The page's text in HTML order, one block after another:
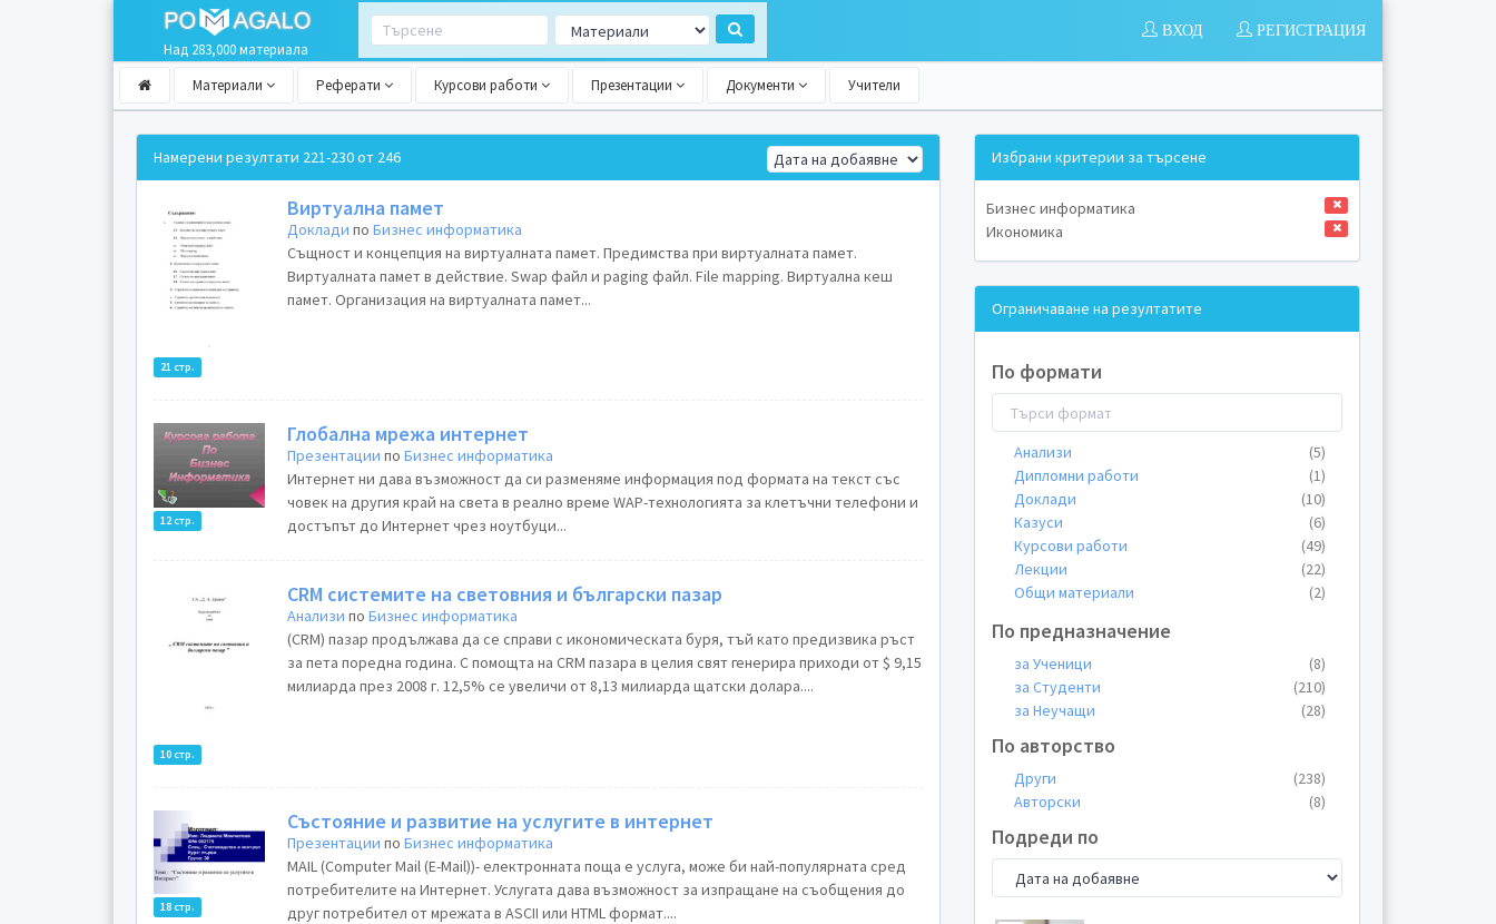
Над 283,000 материала
РЕГИСТРАЦИЯ
ВХОД
Материали Реферати Курсови работи Презентации Документи Учители
Намерени резултати 221-230 от 246
21 стр.
Виртуална памет
Доклади поБизнес информатика
Същност и концепция на виртуалната памет. Предимства при виртуалната памет.
Виртуалната памет в действие. Swap файл и paging файл. File mapping. Виртуална кеш
памет. Организация на виртуалната памет...
12 стр.
Глобална мрежа интернет
Презентации поБизнес информатика
Интернет ни дава възможност да си разменяме информация под формата на текст със
човек на другия край на света в реално време WAP-технологията за клетъчни телефони и
достъпът до Интернет чрез ноутбуци...
10 стр.
CRM системите на световния и български пазар
Анализи поБизнес информатика
(CRM) пазар продължава да се справи с икономическата буря, тъй като предизвика ръст
за пета поредна година. С помощта на CRM пазара в целия свят генерира приходи от $ 9,15
милиарда през 2008 г. 12,5% се увеличи от 8,13 милиарда щатски долара....
18 стр.
Състояние и развитие на услугите в интернет
Презентации поБизнес информатика
MAIL (Computer Mail (E-Mail))- електронната поща е услуга, може би най-популярната сред
потребителите на Интернет. Услугата дава възможност за изпращане на съобщения до
друг потребител от мрежата в ASCII или HTML формат....
Избрани критерии за търсене
Бизнес информатика
Икономика
Ограничаване на резултатите
По формати
Анализи
(5)
Дипломни работи
(1)
Доклади
(10)
Казуси
(6)
Курсови работи
(49)
Лекции
(22)
Общи материали
(2)
Планове
Презентации
(102)
Проекти
(1)
Протоколи
(2)
Теми
Тестове
(1)
Упражнения
(1)
По предназначение
за Ученици
(8)
за Студенти
(210)
за Неучащи
(28)
По авторство
Други
(238)
Авторски
(8)
Подреди по